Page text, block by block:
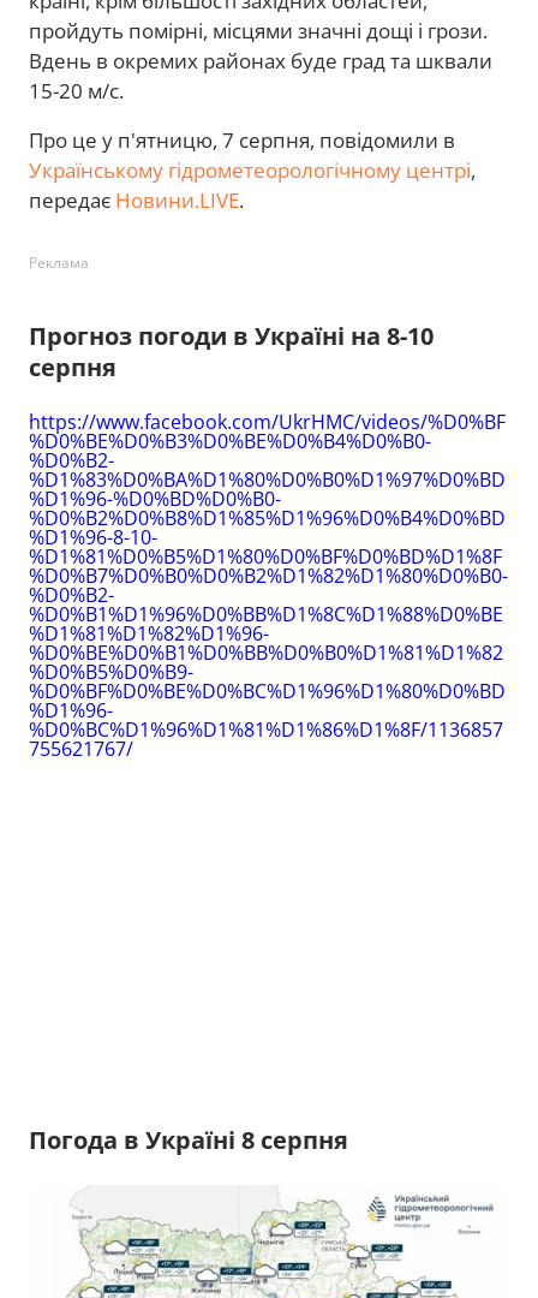
пройдуть помірні, місцями значні дощі і грози.
Вдень в окремих районах буде град та шквали
15-20 м/с.
Про це у п'ятницю, 7 серпня, повідомили в
Українському гідрометеорологічному центрі,
передає Новини.LIVE.
Реклама
Прогноз погоди в Україні на 8-10
серпня
https://www.facebook.com/UkrHMC/videos/%D0%BF
%D0%BE%D0%B3%D0%BE%D0%B4%D0%B0-
%D0%B2-
%D1%83%D0%BA%D1%80%D0%B0%D1%97%D0%BD
%D1%96-%D0%BD%D0%B0-
%D0%B2%D0%B8%D1%85%D1%96%D0%B4%D0%BD
%D1%96-8-10-
%D1%81%D0%B5%D1%80%D0%BF%D0%BD%D1%8F
%D0%B7%D0%B0%D0%B2%D1%82%D1%80%D0%B0-
%D0%B2-
%D0%B1%D1%96%D0%BB%D1%8C%D1%88%D0%BE
%D1%81%D1%82%D1%96-
%D0%BE%D0%B1%D0%BB%D0%B0%D1%81%D1%82
%D0%B5%D0%B9-
%D0%BF%D0%BE%D0%BC%D1%96%D1%80%D0%BD
%D1%96-
%D0%BC%D1%96%D1%81%D1%86%D1%8F/1136857
755621767/
Погода в Україні 8 серпня